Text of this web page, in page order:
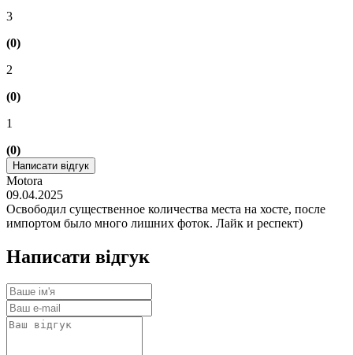
3
(0)
2
(0)
1
(0)
Написати відгук
Motora
09.04.2025
Освободил существенное количества места на хосте, после
импортом было много лишних фоток. Лайк и респект)
Написати відгук